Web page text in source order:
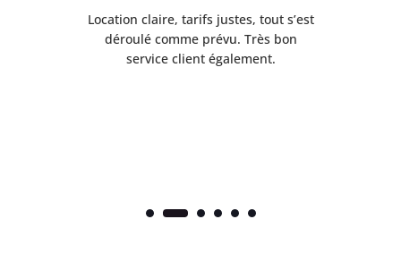
Location claire, tarifs justes, tout s’est
déroulé comme prévu. Très bon
service client également.